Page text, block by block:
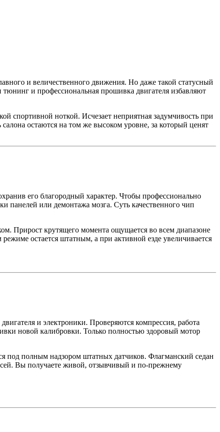
и величественного движения. Но даже такой статусный
тюнинг и профессиональная прошивка двигателя избавляют
спортивной ноткой. Исчезает неприятная задумчивость при
остаются на том же высоком уровне, за который ценят
его благородный характер. Чтобы профессионально
панелей или демонтажа мозга. Суть качественного чип
Прирост крутящего момента ощущается во всем диапазоне
остается штатным, а при активной езде увеличивается
и электроники. Проверяются компрессия, работа
новой калибровки. Только полностью здоровый мотор
под полным надзором штатных датчиков. Флагманский седан
Вы получаете живой, отзывчивый и по-прежнему